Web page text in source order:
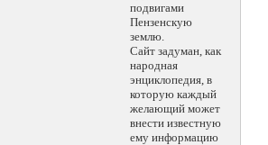
подвигами
Пензенскую
землю.
Сайт задуман, как
народная
энциклопедия, в
которую каждый
желающий может
внести известную
ему информацию